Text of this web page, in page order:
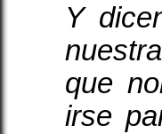
Y
que
irse